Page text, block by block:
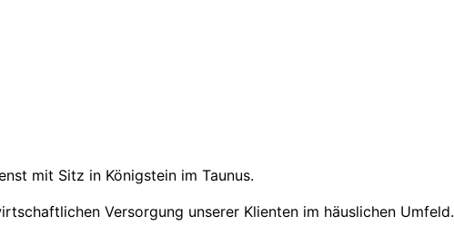
mit Sitz in Königstein im Taunus.
Versorgung unserer Klienten im häuslichen Umfeld.